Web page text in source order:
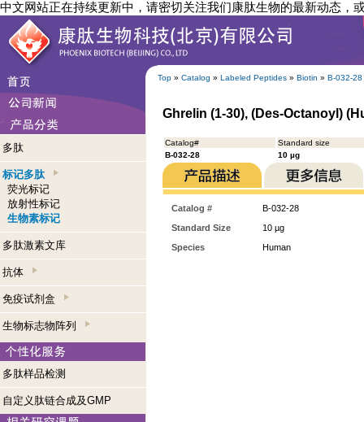
中文网站正在持续更新中，请密切关注我们康肽生物的最新动态，
Top » Catalog » Labeled Peptides » Biotin » B-032-28
多肽
标记多肽
荧光标记
放射性标记
生物素标记
多肽激素文库
抗体
免疫试剂盒
生物标志物阵列
多肽样品检测
自定义肽链合成及GMP
Ghrelin (1-30), (Des-Octanoyl)
Catalog#
Standard size
B-032-28
10 µg
Catalog #
B-032-28
Standard Size
10 µg
Species
Human